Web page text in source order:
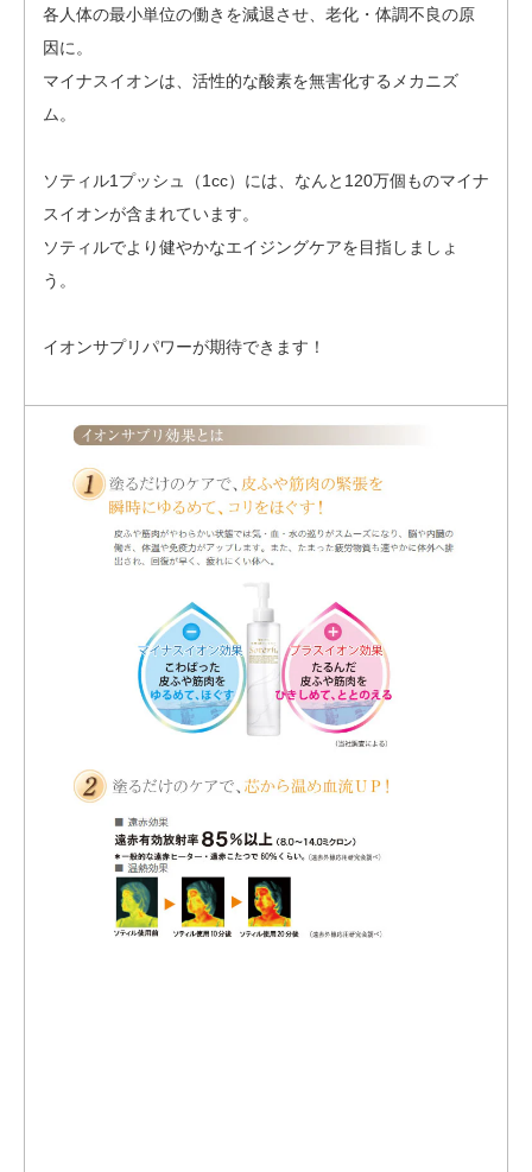
各人体の最小単位の働きを減退させ、老化・体調不良の原
因に。
マイナスイオンは、活性的な酸素を無害化するメカニズ
ム。
ソティル1プッシュ（1cc）には、なんと120万個ものマイナ
スイオンが含まれています。
ソティルでより健やかなエイジングケアを目指しましょ
う。
イオンサプリパワーが期待できます！